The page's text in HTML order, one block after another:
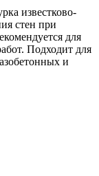
известково-
стен при
для
Подходит для
и